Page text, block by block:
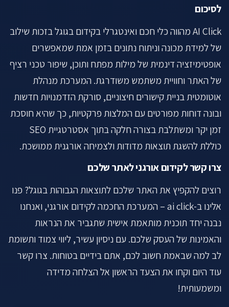
לסיכום
AI Click מהווה כלי חכם ואינטגרלי בקידום בגוגל בזכות שילוב
של למידת מכונה וניתוח נתונים בזמן אמת שמאפשרים
אופטימיזציה דינמית של מילות מפתח ותוכן, שיפור טכני רציף
של האתר וחוויית משתמש משודרגת. המערכת מנהלת
אוטומטית בניית קישורים חיצוניים, סורקת הזדמנויות חדשות
ובונה דוחות מפורטים עם המלצות פרקטיות, כך שהיא חוסכת
זמן יקר ומשתלבת בצורה חלקה בתוך אסטרטגיית SEO
כוללת להשגת תוצאות מדודות ולצמיחה אורגנית ממושכת.
צרו קשר לקידום אורגני לאתר שלכם
רוצים להקפיץ את האתר שלכם לתוצאות הגבוהות בגוגל? פנו
אלינו ב-ai click – המערכת החכמה לקידום אורגני, ואנחנו
נבנה יחד תוכנית מותאמת אישית שתגביר את הנראות
והאמינות של העסק שלכם. עם ניסיון עשיר, ליווי צמוד ותשומת
לב למה שבאמת חשוב לכם, אתם בידיים בטוחות. צרו קשר
עוד היום וקחו את הצעד הראשון אל הצלחה מדידה
ומשמעותית!